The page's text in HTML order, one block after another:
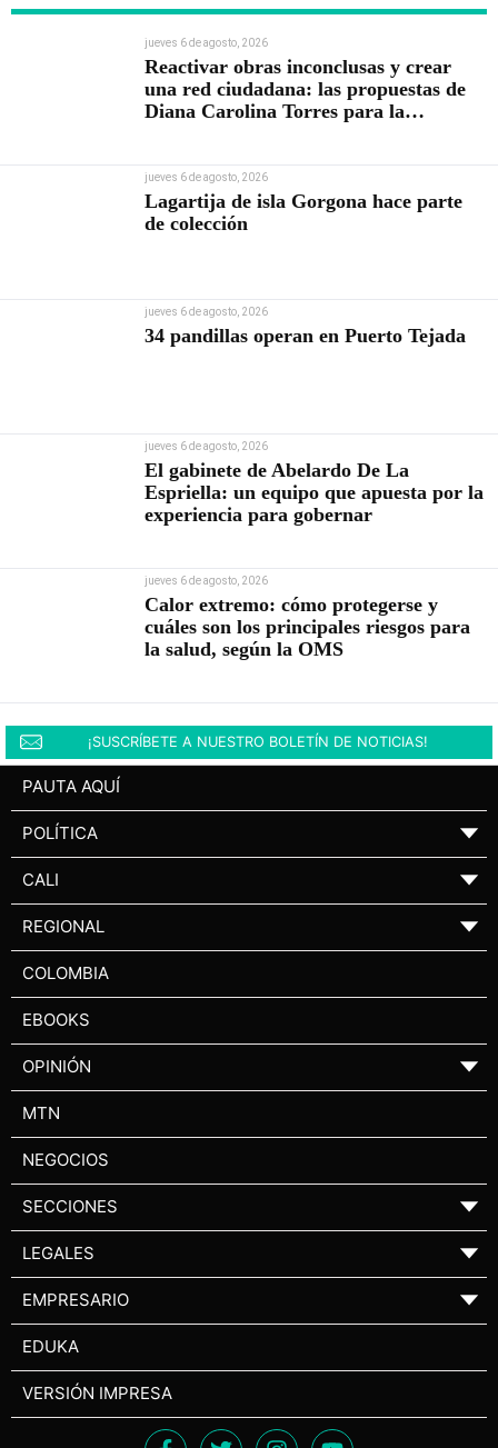
jueves 6 de agosto, 2026
Reactivar obras inconclusas y crear
una red ciudadana: las propuestas de
Diana Carolina Torres para la
jueves 6 de agosto, 2026
Lagartija de isla Gorgona hace parte
de colección
jueves 6 de agosto, 2026
34 pandillas operan en Puerto Tejada
jueves 6 de agosto, 2026
El gabinete de Abelardo De La
Espriella: un equipo que apuesta por la
experiencia para gobernar
jueves 6 de agosto, 2026
Calor extremo: cómo protegerse y
cuáles son los principales riesgos para
la salud, según la OMS
¡SUSCRÍBETE A NUESTRO BOLETÍN DE NOTICIAS!
PAUTA AQUÍ
POLÍTICA ▼
CALI ▼
REGIONAL ▼
COLOMBIA
EBOOKS
OPINIÓN ▼
MTN
NEGOCIOS
SECCIONES ▼
LEGALES ▼
EMPRESARIO ▼
EDUKA
VERSIÓN IMPRESA